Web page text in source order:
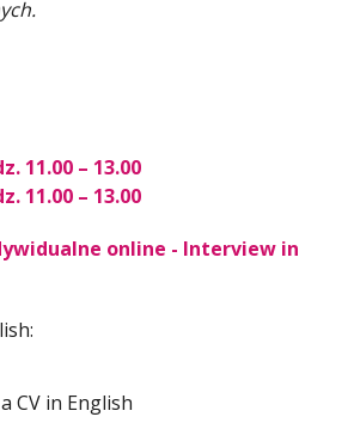
11.00 – 13.00
11.00 – 13.00
online - Interview in
CV in English